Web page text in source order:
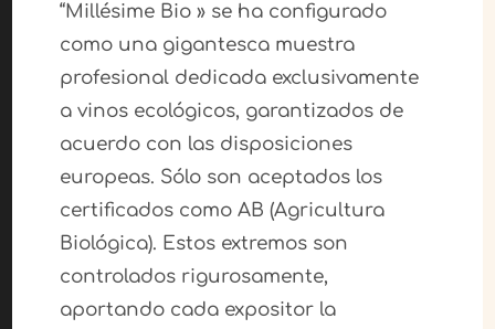
“Millésime Bio » se ha configurado
como una gigantesca muestra
profesional dedicada exclusivamente
a vinos ecológicos, garantizados de
acuerdo con las disposiciones
europeas. Sólo son aceptados los
certificados como AB (Agricultura
Biológica). Estos extremos son
controlados rigurosamente,
aportando cada expositor la